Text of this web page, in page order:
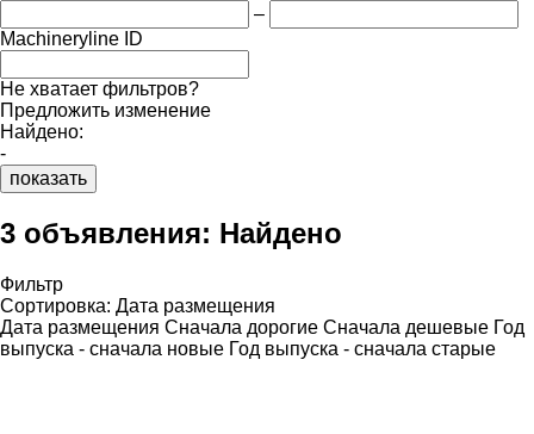
–
Machineryline ID
Не хватает фильтров?
Предложить изменение
Найдено:
-
показать
3 объявления: Найдено
Фильтр
Сортировка: Дата размещения
Дата размещения Сначала дорогие Сначала дешевые Год
выпуска - сначала новые Год выпуска - сначала старые